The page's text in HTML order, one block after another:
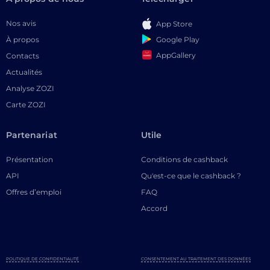
Nos avis
À propos
Contacts
Actualités
Analyse ZOZI
Carte ZOZI
App Store
Google Play
AppGallery
Partenariat
Présentation
API
Offres d’emploi
Utile
Conditions de cashback
Qu'est-ce que le cashback ?
FAQ
Accord
POLITIQUE DE CONFIDENTIALITÉ CONSENTEMENT AU TRAITEMENT DES DONNÉES